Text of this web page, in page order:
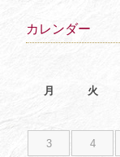
カレンダー
月 火
3 4